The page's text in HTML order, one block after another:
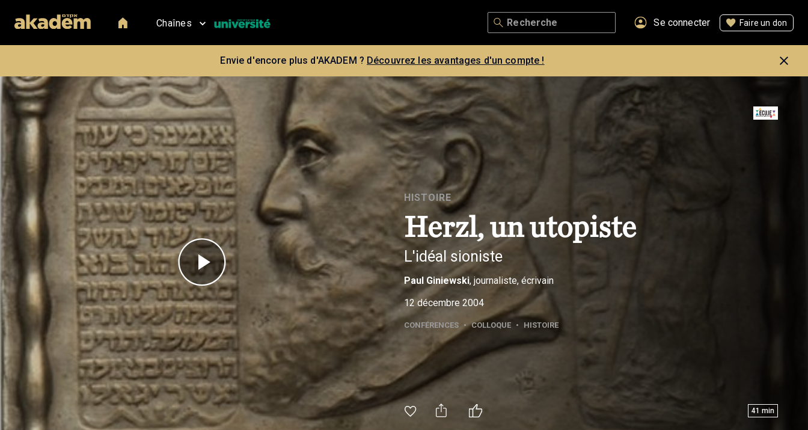
Chaînes Se connecter Faire un don
Envie d'encore plus d'AKADEM ? Découvrez les avantages d'un compte !
HISTOIRE
Herzl, un utopiste
L'idéal sioniste
Paul Giniewski, journaliste, écrivain
12 décembre 2004
CONFÉRENCES • COLLOQUE • HISTOIRE
41 min